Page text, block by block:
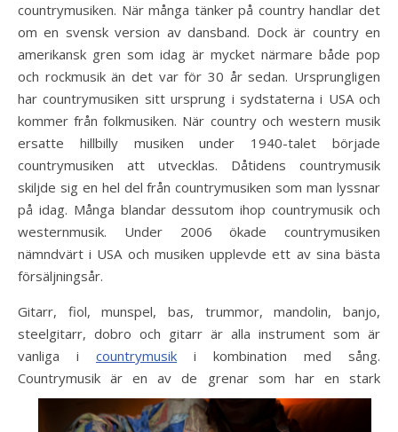
countrymusiken. När många tänker på country handlar det
om en svensk version av dansband. Dock är country en
amerikansk gren som idag är mycket närmare både pop
och rockmusik än det var för 30 år sedan. Ursprungligen
har countrymusiken sitt ursprung i sydstaterna i USA och
kommer från folkmusiken. När country och western musik
ersatte hillbilly musiken under 1940-talet började
countrymusiken att utvecklas. Dåtidens countrymusik
skiljde sig en hel del från countrymusiken som man lyssnar
på idag. Många blandar dessutom ihop countrymusik och
westernmusik. Under 2006 ökade countrymusiken
nämndvärt i USA och musiken upplevde ett av sina bästa
försäljningsår.
Gitarr, fiol, munspel, bas, trummor, mandolin, banjo,
steelgitarr, dobro och gitarr är alla instrument som är
vanliga i countrymusik i kombination med sång.
Countrymusik är en av de grenar som har en stark